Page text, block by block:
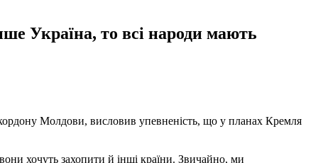
Україна, то всі народи мають
Молдови, висловив упевненість, що у планах Кремля
хочуть захопити й інші країни. Звичайно, ми